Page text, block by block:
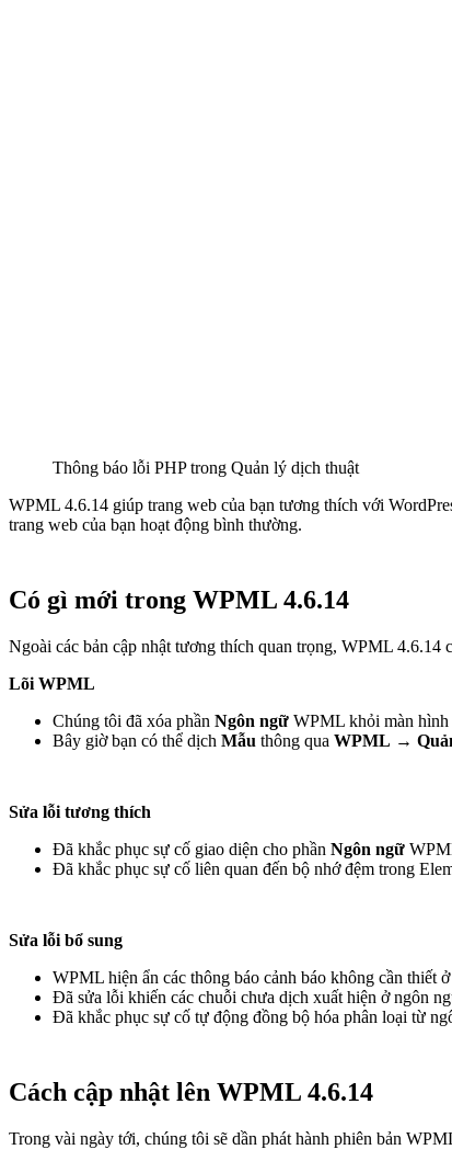
Thông báo lỗi PHP trong Quản lý dịch thuật
WPML 4.6.14 giúp trang web của bạn tương thích với
trang web của bạn hoạt động bình thường.
Có gì mới trong WPML 4.6.14
Ngoài các bản cập nhật tương thích quan trọng, WPML 4.6.14
Lõi WPML
Chúng tôi đã xóa phần Ngôn ngữ WPML khỏi màn hình
Bây giờ bạn có thể dịch Mẫu thông qua WPML →
Sửa lỗi tương thích
Đã khắc phục sự cố giao diện cho phần Ngôn ngữ
Đã khắc phục sự cố liên quan đến bộ nhớ đệm trong
Sửa lỗi bổ sung
WPML hiện ẩn các thông báo cảnh báo không cần thiết
Đã sửa lỗi khiến các chuỗi chưa dịch xuất hiện ở ngôn
Đã khắc phục sự cố tự động đồng bộ hóa phân loại từ
Cách cập nhật lên WPML 4.6.14
Trong vài ngày tới, chúng tôi sẽ dần phát hành phiên bản